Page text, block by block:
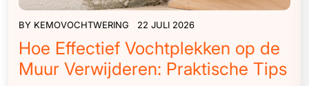
BY KEMOVOCHTWERING 22 JULI 2026
Hoe Effectief Vochtplekken op de
Muur Verwijderen: Praktische Tips